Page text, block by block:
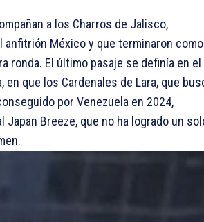
a los Charros de Jalisco,
México y que terminaron como
ronda. El último pasaje se definía en el
en que los Cardenales de Lara, que
por Venezuela en 2024,
Japan Breeze, que no ha logrado un